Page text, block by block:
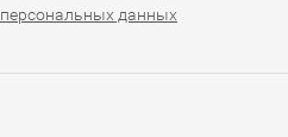
персональных данных